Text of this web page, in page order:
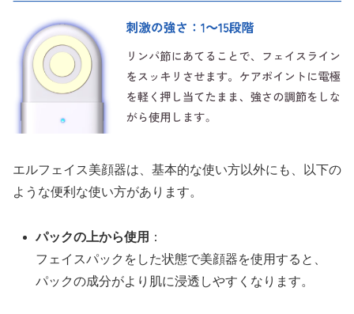
エルフェイス美顔器は、基本的な使い方以外にも、以下の
ような便利な使い方があります。
パックの上から使用 ：
フェイスパックをした状態で美顔器を使用すると、
パックの成分がより肌に浸透しやすくなります。